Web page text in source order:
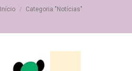
Você está aqui:
Início Categoria "Notícias"